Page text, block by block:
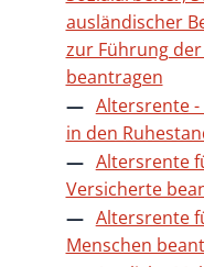
ausländischer
zur Führung
beantragen
Altersrente
in den
Altersrente
Versicherte
Altersrente
Menschen